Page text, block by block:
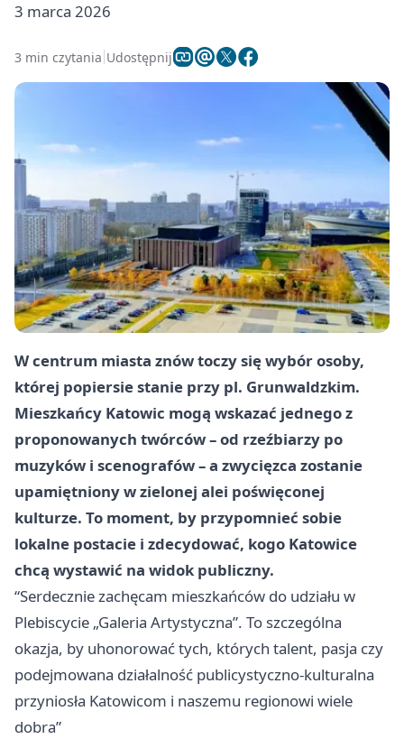
3 marca 2026
3 min czytania Udostępnij
W centrum miasta znów toczy się wybór osoby,
której popiersie stanie przy pl. Grunwaldzkim.
Mieszkańcy Katowic mogą wskazać jednego z
proponowanych twórców – od rzeźbiarzy po
muzyków i scenografów – a zwycięzca zostanie
upamiętniony w zielonej alei poświęconej
kulturze. To moment, by przypomnieć sobie
lokalne postacie i zdecydować, kogo Katowice
chcą wystawić na widok publiczny.
“Serdecznie zachęcam mieszkańców do udziału w
Plebiscycie „Galeria Artystyczna”. To szczególna
okazja, by uhonorować tych, których talent, pasja czy
podejmowana działalność publicystyczno-kulturalna
przyniosła Katowicom i naszemu regionowi wiele
dobra”